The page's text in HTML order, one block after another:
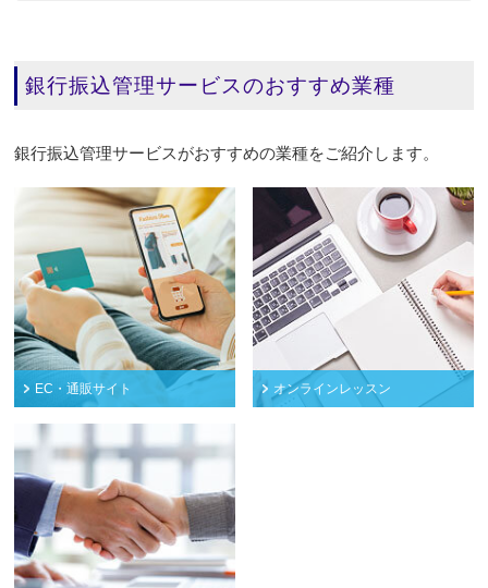
銀行振込管理サービスのおすすめ業種
銀行振込管理サービスがおすすめの業種をご紹介します。
EC・通販サイト オンラインレッスン